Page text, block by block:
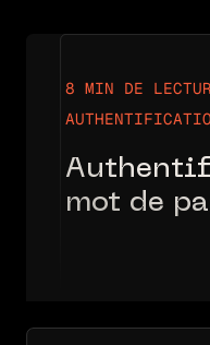
8 MIN DE
mot de